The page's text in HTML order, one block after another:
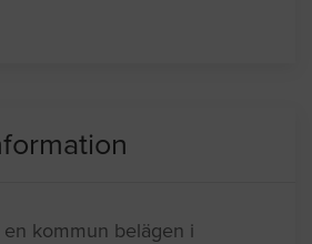
kommun belägen i